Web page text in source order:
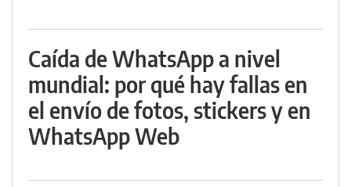
Caída de WhatsApp a nivel
mundial: por qué hay fallas en
el envío de fotos, stickers y en
WhatsApp Web